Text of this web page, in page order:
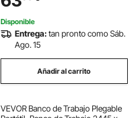
Armario Exterior
Disponible
Entrega:tan pronto como Sáb.
Ago. 15
Añadir al carrito
VEVOR Banco de Trabajo Plegable